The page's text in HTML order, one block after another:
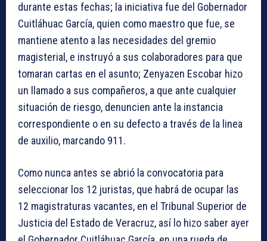
durante estas fechas; la iniciativa fue del Gobernador
Cuitláhuac García, quien como maestro que fue, se
mantiene atento a las necesidades del gremio
magisterial, e instruyó a sus colaboradores para que
tomaran cartas en el asunto; Zenyazen Escobar hizo
un llamado a sus compañeros, a que ante cualquier
situación de riesgo, denuncien ante la instancia
correspondiente o en su defecto a través de la linea
de auxilio, marcando 911.
Como nunca antes se abrió la convocatoria para
seleccionar los 12 juristas, que habrá de ocupar las
12 magistraturas vacantes, en el Tribunal Superior de
Justicia del Estado de Veracruz, así lo hizo saber ayer